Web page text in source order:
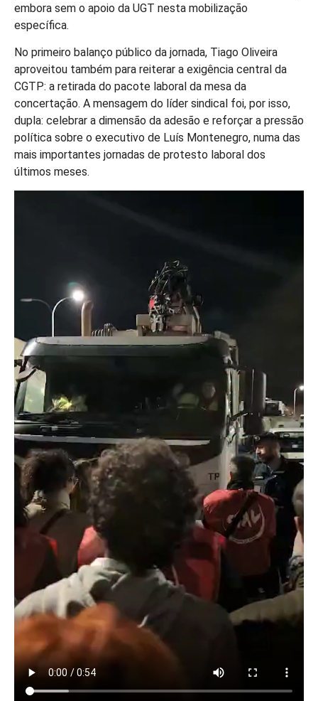
embora sem o apoio da UGT nesta mobilização
específica.
No primeiro balanço público da jornada, Tiago Oliveira
aproveitou também para reiterar a exigência central da
CGTP: a retirada do pacote laboral da mesa da
concertação. A mensagem do líder sindical foi, por isso,
dupla: celebrar a dimensão da adesão e reforçar a pressão
política sobre o executivo de Luís Montenegro, numa das
mais importantes jornadas de protesto laboral dos
últimos meses.